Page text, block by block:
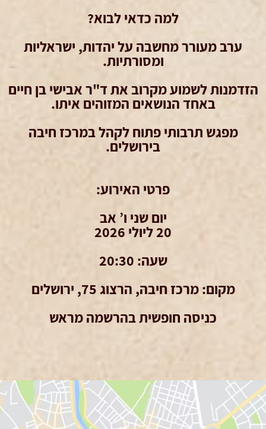
למה כדאי לבוא?
ערב מעורר מחשבה על יהדות, ישראליות
ומסורתיות.
הזדמנות לשמוע מקרוב את ד"ר אבישי בן חיים
באחד הנושאים המזוהים איתו.
מפגש תרבותי פתוח לקהל במרכז חיבה
בירושלים.
פרטי האירוע:
יום שני ו’ אב
20 ליולי 2026
שעה: 20:30
מקום: מרכז חיבה, הרצוג 75, ירושלים
כניסה חופשית בהרשמה מראש